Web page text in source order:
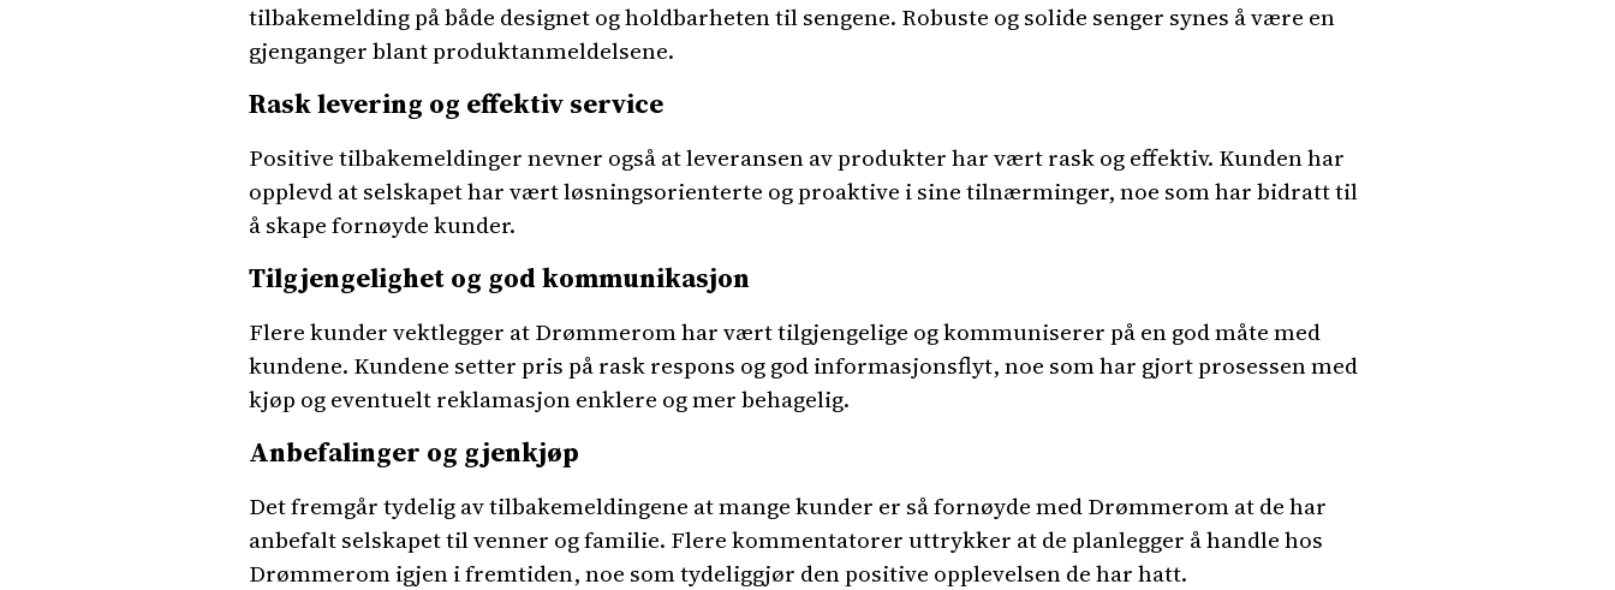
tilbakemelding på både designet og holdbarheten til sengene. Robuste og solide senger synes å være en
gjenganger blant produktanmeldelsene.
Rask levering og effektiv service
Positive tilbakemeldinger nevner også at leveransen av produkter har vært rask og effektiv. Kunden har
opplevd at selskapet har vært løsningsorienterte og proaktive i sine tilnærminger, noe som har bidratt til
å skape fornøyde kunder.
Tilgjengelighet og god kommunikasjon
Flere kunder vektlegger at Drømmerom har vært tilgjengelige og kommuniserer på en god måte med
kundene. Kundene setter pris på rask respons og god informasjonsflyt, noe som har gjort prosessen med
kjøp og eventuelt reklamasjon enklere og mer behagelig.
Anbefalinger og gjenkjøp
Det fremgår tydelig av tilbakemeldingene at mange kunder er så fornøyde med Drømmerom at de har
anbefalt selskapet til venner og familie. Flere kommentatorer uttrykker at de planlegger å handle hos
Drømmerom igjen i fremtiden, noe som tydeliggjør den positive opplevelsen de har hatt.